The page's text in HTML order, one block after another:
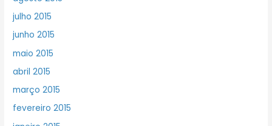
julho 2015
junho 2015
maio 2015
abril 2015
março 2015
fevereiro 2015